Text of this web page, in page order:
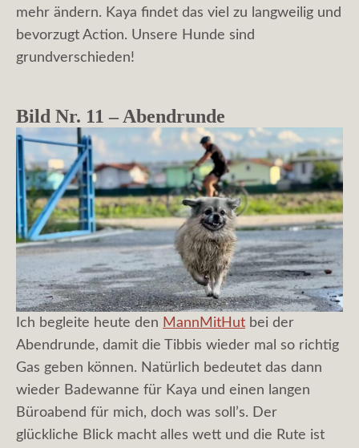
mehr ändern. Kaya findet das viel zu langweilig und
bevorzugt Action. Unsere Hunde sind
grundverschieden!
Bild Nr. 11 – Abendrunde
Ich begleite heute den MannMitHut bei der
Abendrunde, damit die Tibbis wieder mal so richtig
Gas geben können. Natürlich bedeutet das dann
wieder Badewanne für Kaya und einen langen
Büroabend für mich, doch was soll’s. Der
glückliche Blick macht alles wett und die Rute ist